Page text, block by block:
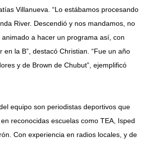
Villanueva. “Lo estábamos procesando
River. Descendió y nos mandamos, no
a hacer un programa así, con
en la B”, destacó Christian. “Fue un año
y de Brown de Chubut”, ejemplificó
equipo son periodistas deportivos que
reconocidas escuelas como TEA, Isped
Con experiencia en radios locales, y de